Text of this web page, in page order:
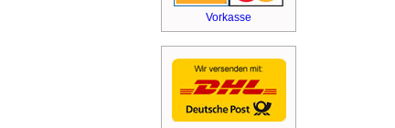
Vorkasse